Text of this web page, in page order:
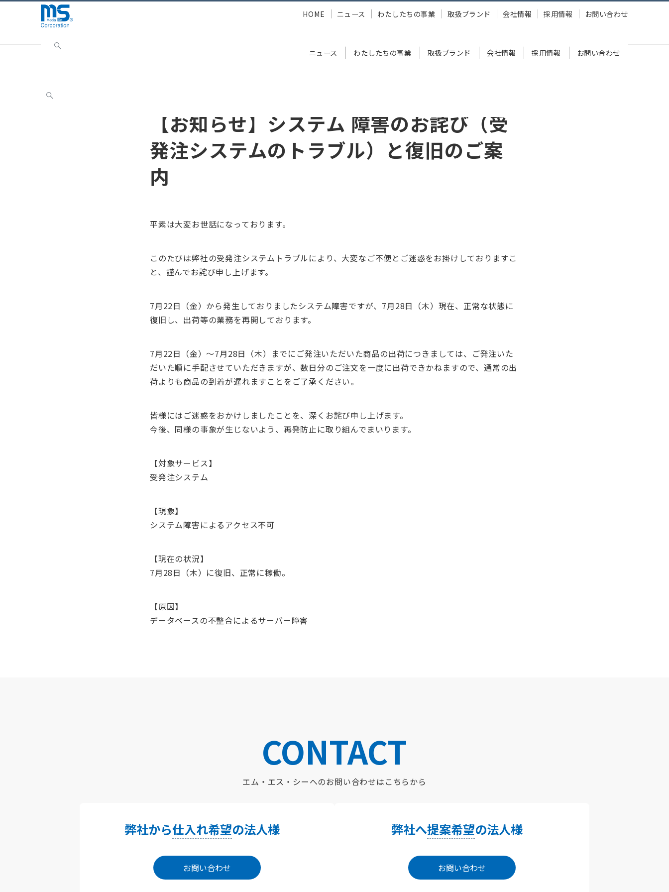
ニュース わたしたちの事業 取扱ブランド 会社情報 採用情報 お問い合わせ
HOME ニュース わたしたちの事業 取扱ブランド 会社情報 採用情報 お問い合わせ
【お知らせ】システム 障害のお詫び（受発注システムのトラブル）と復旧のご案内
【お知らせ】システム 障害のお詫び（受
発注システムのトラブル）と復旧のご案
内
平素は大変お世話になっております。
このたびは弊社の受発注システムトラブルにより、大変なご不便とご迷惑をお掛けしておりますこ
と、謹んでお詫び申し上げます。
7月22日（金）から発生しておりましたシステム障害ですが、7月28日（木）現在、正常な状態に
復旧し、出荷等の業務を再開しております。
7月22日（金）〜7月28日（木）までにご発注いただいた商品の出荷につきましては、ご発注いた
だいた順に手配させていただきますが、数日分のご注文を一度に出荷できかねますので、通常の出
荷よりも商品の到着が遅れますことをご了承ください。
皆様にはご迷惑をおかけしましたことを、深くお詫び申し上げます。
今後、同様の事象が生じないよう、再発防止に取り組んでまいります。
【対象サービス】
受発注システム
【現象】
システム障害によるアクセス不可
【現在の状況】
7月28日（木）に復旧、正常に稼働。
【原因】
データベースの不整合によるサーバー障害
CONTACT
エム・エス・シーへのお問い合わせはこちらから
弊社から仕入れ希望の法人様
お問い合わせ
弊社へ提案希望の法人様
お問い合わせ